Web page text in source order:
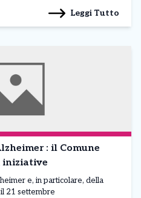
Leggi Tutto
: il Comune
iniziative
e, in particolare, della
21 settembre